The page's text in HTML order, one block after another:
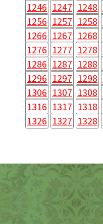
1246 1247 1248
1256 1257 1258
1266 1267 1268
1276 1277 1278
1286 1287 1288
1296 1297 1298
1306 1307 1308
1316 1317 1318
1326 1327 1328